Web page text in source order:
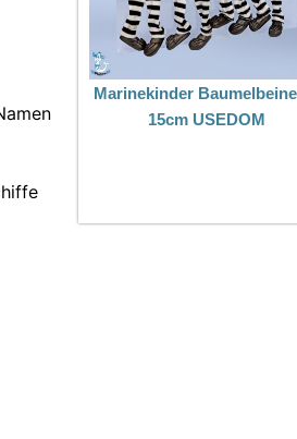
Marinekinder
15cm USEDOM